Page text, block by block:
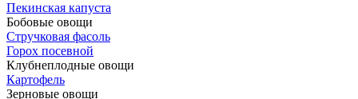
Пекинская капуста
Бобовые овощи
Стручковая фасоль
Горох посевной
Клубнеплодные овощи
Картофель
Зерновые овощи